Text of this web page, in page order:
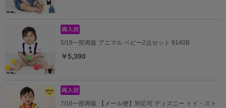
5/18一部再販 アニマル ベビー2点セット 9140B
￥5,390
7/16一部再販 【メール便】対応可 ディズニー トイ・スト